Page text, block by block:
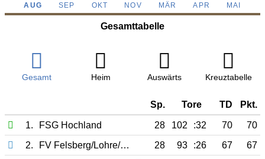
AUG SEP OKT NOV MÄR APR MAI
Gesamttabelle
Gesamt Heim Auswärts Kreuztabelle
Sp. Tore TD Pkt.
1. FSG Hochland 28 102 :32 70
70
2.
FV Felsberg/Lohre/N-V II 28 93 :26 67
67